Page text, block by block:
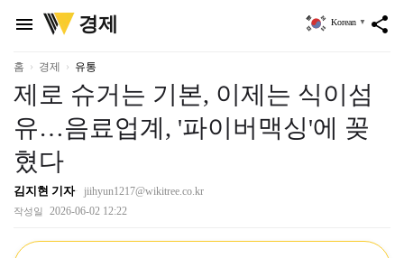
menu
위
키
리
경제 share
Korean ▼
홈 경제 유통
제로 슈거는 기본, 이제는 식이섬
유…음료업계, '파이버맥싱'에 꽂
혔다
김지현 기자 jiihyun1217@wikitree.co.kr
작성일 2026-06-02 12:22